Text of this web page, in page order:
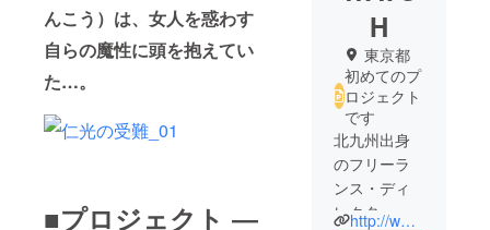
んこう）は、女人を惑わす
自らの魔性に頭を抱えてい
た…。
■プロジェクト ―
H
東京都
初めてのプ
ロジェクト
です
北九州出身
のフリーラ
ンス・ディ
レクターでhttp://www.niwatch.com/